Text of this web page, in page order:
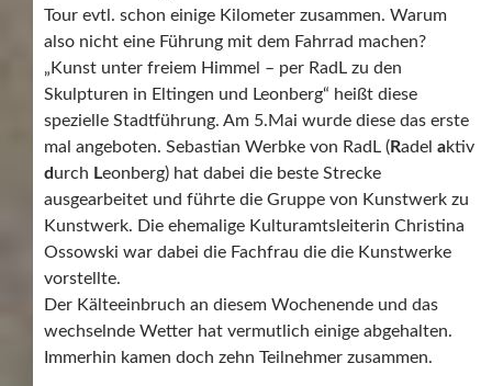
Tour evtl. schon einige Kilometer zusammen. Warum
also nicht eine Führung mit dem Fahrrad machen?
„Kunst unter freiem Himmel – per RadL zu den
Skulpturen in Eltingen und Leonberg“ heißt diese
spezielle Stadtführung. Am 5.Mai wurde diese das erste
mal angeboten. Sebastian Werbke von RadL (Radel aktiv
durch Leonberg) hat dabei die beste Strecke
ausgearbeitet und führte die Gruppe von Kunstwerk zu
Kunstwerk. Die ehemalige Kulturamtsleiterin Christina
Ossowski war dabei die Fachfrau die die Kunstwerke
vorstellte.
Der Kälteeinbruch an diesem Wochenende und das
wechselnde Wetter hat vermutlich einige abgehalten.
Immerhin kamen doch zehn Teilnehmer zusammen.